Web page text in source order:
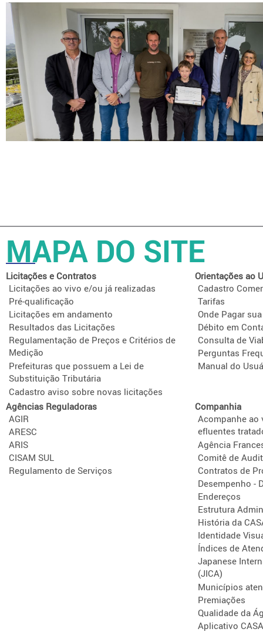
MAPA DO SITE
Licitações e Contratos
Licitações ao vivo e/ou já realizadas
Pré-qualificação
Licitações em andamento
Resultados das Licitações
Regulamentação de Preços e Critérios de
Medição
Prefeituras que possuem a Lei de
Substituição Tributária
Cadastro aviso sobre novas licitações
Orientações ao
Cadastro
Tarifas
Onde Pagar
Débito em
Consulta de
Perguntas
Manual do
Agências Reguladoras
AGIR
ARESC
ARIS
CISAM SUL
Regulamento de Serviços
Companhia
Acompanhe ao
efluentes
Agência
Comitê de
Contratos de
Desempenho -
Endereços
Estrutura
História da
Identidade
Índices de
Japanese
(JICA)
Municípios
Premiações
Qualidade da
Aplicativo